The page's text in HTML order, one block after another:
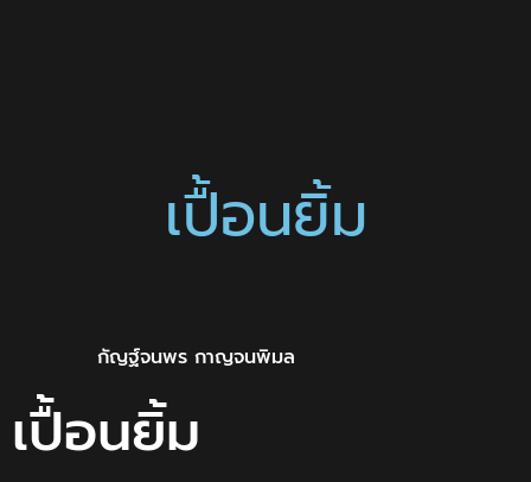
เปื้อนยิ้ม
กัญฐ์จนพร กาญจนพิมล
เปื้อนยิ้ม